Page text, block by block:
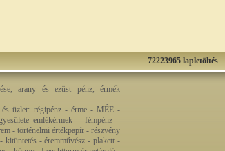
72223965 lapletöltés
arany és ezüst pénz, érmék
és üzlet: régipénz - érme - MÉE -
emlékérmek - fémpénz -
- történelmi értékpapír - részvény
- éremművész - plakett -